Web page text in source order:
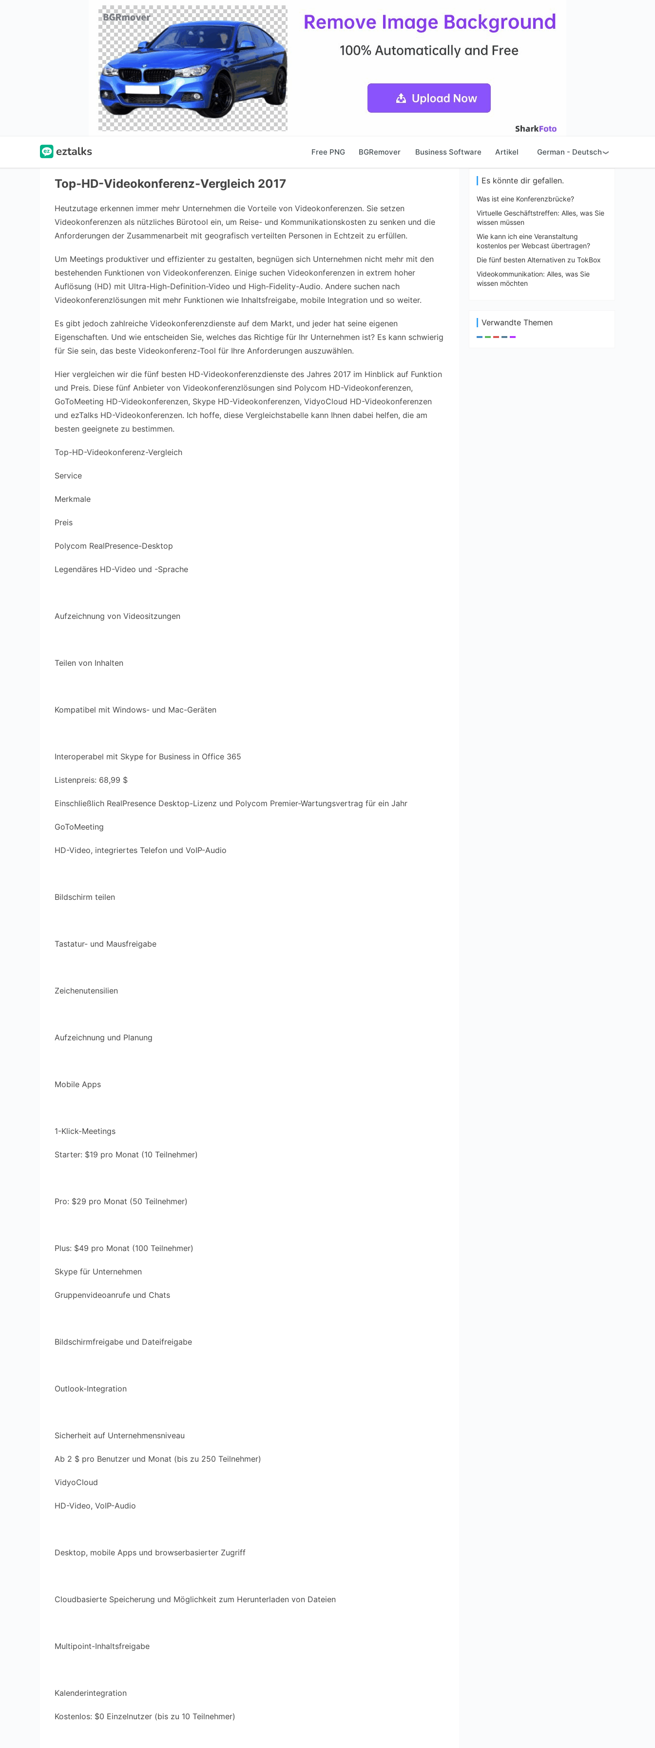
Free PNG BGRemover Business Software Artikel German - Deutsch
Es könnte dir gefallen.
Was ist eine Konferenzbrücke?
Virtuelle Geschäftstreffen: Alles, was Sie
wissen müssen
Wie kann ich eine Veranstaltung
kostenlos per Webcast übertragen?
Die fünf besten Alternativen zu TokBox
Videokommunikation: Alles, was Sie
wissen möchten
Verwandte Themen
Top-HD-Videokonferenz-Vergleich 2017
Heutzutage erkennen immer mehr Unternehmen die Vorteile von Videokonferenzen. Sie setzen
Videokonferenzen als nützliches Bürotool ein, um Reise- und Kommunikationskosten zu senken und die
Anforderungen der Zusammenarbeit mit geografisch verteilten Personen in Echtzeit zu erfüllen.
Um Meetings produktiver und effizienter zu gestalten, begnügen sich Unternehmen nicht mehr mit den
bestehenden Funktionen von Videokonferenzen. Einige suchen Videokonferenzen in extrem hoher
Auflösung (HD) mit Ultra-High-Definition-Video und High-Fidelity-Audio. Andere suchen nach
Videokonferenzlösungen mit mehr Funktionen wie Inhaltsfreigabe, mobile Integration und so weiter.
Es gibt jedoch zahlreiche Videokonferenzdienste auf dem Markt, und jeder hat seine eigenen
Eigenschaften. Und wie entscheiden Sie, welches das Richtige für Ihr Unternehmen ist? Es kann schwierig
für Sie sein, das beste Videokonferenz-Tool für Ihre Anforderungen auszuwählen.
Hier vergleichen wir die fünf besten HD-Videokonferenzdienste des Jahres 2017 im Hinblick auf Funktion
und Preis. Diese fünf Anbieter von Videokonferenzlösungen sind Polycom HD-Videokonferenzen,
GoToMeeting HD-Videokonferenzen, Skype HD-Videokonferenzen, VidyoCloud HD-Videokonferenzen
und ezTalks HD-Videokonferenzen. Ich hoffe, diese Vergleichstabelle kann Ihnen dabei helfen, die am
besten geeignete zu bestimmen.
Top-HD-Videokonferenz-Vergleich
Service
Merkmale
Preis
Polycom RealPresence-Desktop
Legendäres HD-Video und -Sprache
Aufzeichnung von Videositzungen
Teilen von Inhalten
Kompatibel mit Windows- und Mac-Geräten
Interoperabel mit Skype for Business in Office 365
Listenpreis: 68,99 $
Einschließlich RealPresence Desktop-Lizenz und Polycom Premier-Wartungsvertrag für ein Jahr
GoToMeeting
HD-Video, integriertes Telefon und VoIP-Audio
Bildschirm teilen
Tastatur- und Mausfreigabe
Zeichenutensilien
Aufzeichnung und Planung
Mobile Apps
1-Klick-Meetings
Starter: $19 pro Monat (10 Teilnehmer)
Pro: $29 pro Monat (50 Teilnehmer)
Plus: $49 pro Monat (100 Teilnehmer)
Skype für Unternehmen
Gruppenvideoanrufe und Chats
Bildschirmfreigabe und Dateifreigabe
Outlook-Integration
Sicherheit auf Unternehmensniveau
Ab 2 $ pro Benutzer und Monat (bis zu 250 Teilnehmer)
VidyoCloud
HD-Video, VoIP-Audio
Desktop, mobile Apps und browserbasierter Zugriff
Cloudbasierte Speicherung und Möglichkeit zum Herunterladen von Dateien
Multipoint-Inhaltsfreigabe
Kalenderintegration
Kostenlos: $0 Einzelnutzer (bis zu 10 Teilnehmer)